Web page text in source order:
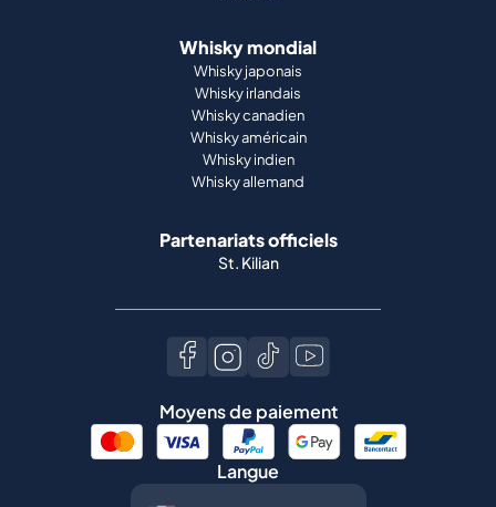
Whisky mondial
Whisky japonais
Whisky irlandais
Whisky canadien
Whisky américain
Whisky indien
Whisky allemand
Partenariats officiels
St. Kilian
Moyens de paiement
Langue